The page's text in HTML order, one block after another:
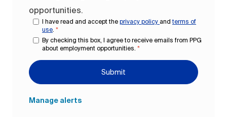
opportunities.
I have read and accept the privacy policy andterms of
use *
By checking this box, I agree to receive emails from PPG
about employment opportunities. *
Submit
Manage alerts